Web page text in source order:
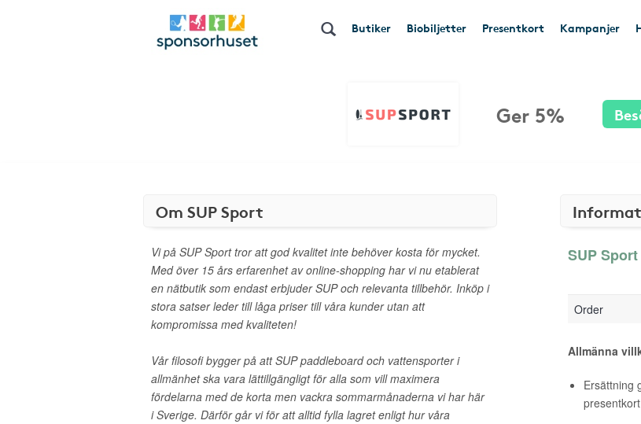
Butiker Biobiljetter Presentkort Kampanjer
Ger 5%
Om SUP Sport
Vi på SUP Sport tror att god kvalitet inte behöver kosta för mycket.
Med över 15 års erfarenhet av online-shopping har vi nu etablerat
en nätbutik som endast erbjuder SUP och relevanta tillbehör. Inköp i
stora satser leder till låga priser till våra kunder utan att
kompromissa med kvaliteten!
Vår filosofi bygger på att SUP paddleboard och vattensporter i
allmänhet ska vara lättillgängligt för alla som vill maximera
fördelarna med de korta men vackra sommarmånaderna vi har här
i Sverige. Därför går vi för att alltid fylla lagret enligt hur våra
SUP
Order
Allmänna
Ersättning